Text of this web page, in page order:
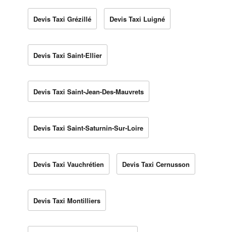
Devis Taxi Grézillé Devis Taxi Luigné
Devis Taxi Saint-Ellier
Devis Taxi Saint-Jean-Des-Mauvrets
Devis Taxi Saint-Saturnin-Sur-Loire
Devis Taxi Vauchrétien Devis Taxi Cernusson
Devis Taxi Montilliers